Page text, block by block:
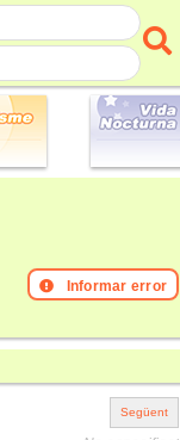
Informar error